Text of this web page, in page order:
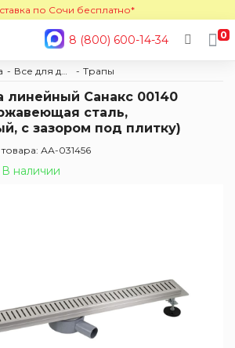
по Сочи бесплатно*
8 (800) 600-14-34 0
Трапы
Санакс 00140
сталь,
с зазором под плитку)
АА-031456
В наличии